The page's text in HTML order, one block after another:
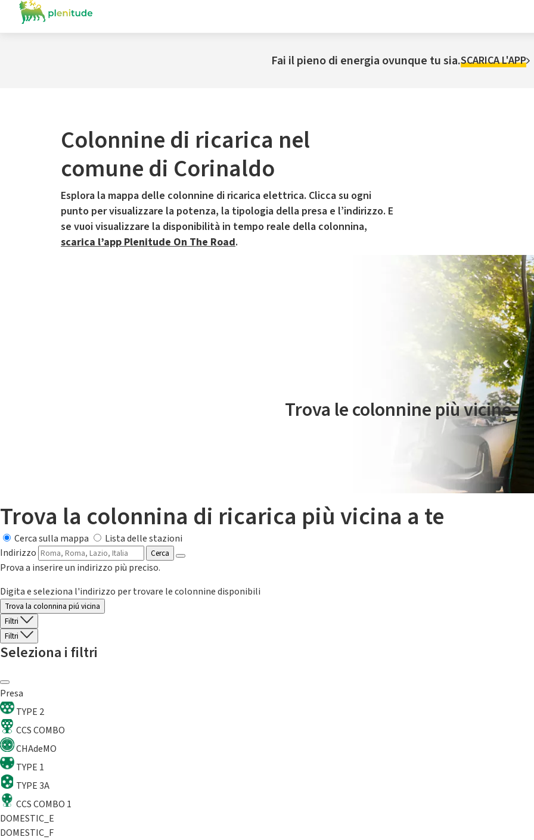
Fai il pieno di energia ovunque tu sia.SCARICA L'APP
Colonnine di ricarica nel
comune di Corinaldo
Esplora la mappa delle colonnine di ricarica elettrica. Clicca su ogni
punto per visualizzare la potenza, la tipologia della presa e l’indirizzo. E
se vuoi visualizzare la disponibilità in tempo reale della colonnina,
scarica l’app Plenitude On The Road.
Il servizio di mobilità elettrica è gestito da Plenitude On The Road
Trova le colonnine più vicine.
Trova la colonnina di ricarica più vicina a te
Cerca sulla mappa
Lista delle stazioni
Indirizzo
Cerca
Prova a inserire un indirizzo più preciso.
Digita e seleziona l'indirizzo per trovare le colonnine disponibili
Trova la colonnina piú vicina
Filtri
Filtri
Seleziona i filtri
Presa
TYPE 2
CCS COMBO
CHAdeMO
TYPE 1
TYPE 3A
CCS COMBO 1
DOMESTIC_E
DOMESTIC_F